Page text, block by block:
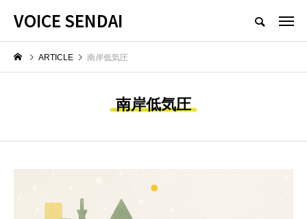
VOICE SENDAI
ARTICLE 南岸低気圧
南岸低気圧